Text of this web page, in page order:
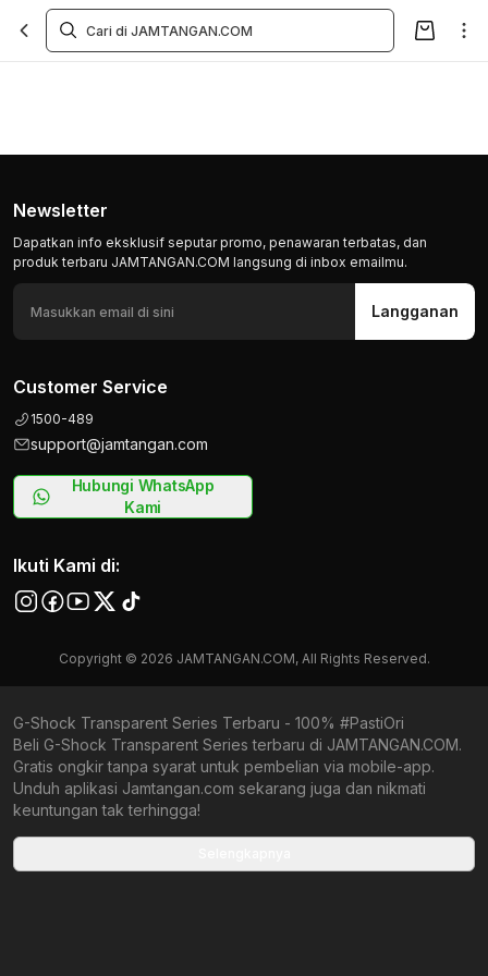
Newsletter
Dapatkan info eksklusif seputar promo, penawaran terbatas, dan
produk terbaru JAMTANGAN.COM langsung di inbox emailmu.
Langganan
Customer Service
1500-489
support@jamtangan.com
Hubungi WhatsApp
Kami
Ikuti Kami di:
Copyright © 2026 JAMTANGAN.COM, All Rights Reserved.
G-Shock Transparent Series Terbaru - 100% #PastiOri
Beli G-Shock Transparent Series terbaru di JAMTANGAN.COM.
Gratis ongkir tanpa syarat untuk pembelian via mobile-app.
Unduh aplikasi Jamtangan.com sekarang juga dan nikmati
keuntungan tak terhingga!
G-Shock Origami Series